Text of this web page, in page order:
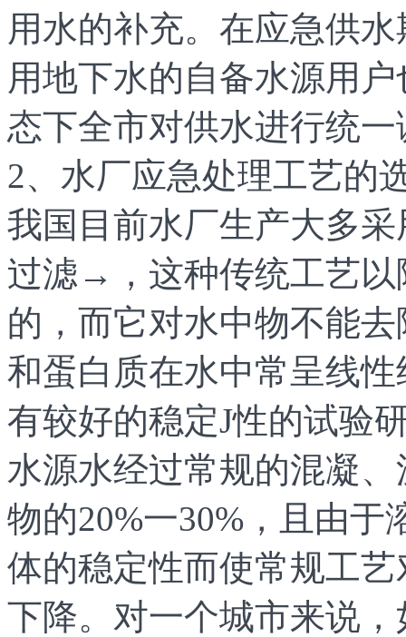
用水的补充。在应急供
用地下水的自备水源用
态下全市对供水进行统
2、水厂应急处理工艺的
我国目前水厂生产大多
过滤→，这种传统工艺以
的，而它对水中物不能
和蛋白质在水中常呈线
有较好的稳定J性的试验
水源水经过常规的混凝
物的20%一30%，且由
体的稳定性而使常规工
下降。对一个城市来说